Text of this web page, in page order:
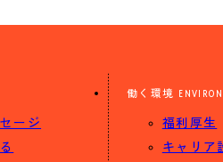
ージ
働く環境
福利厚生
キャリア